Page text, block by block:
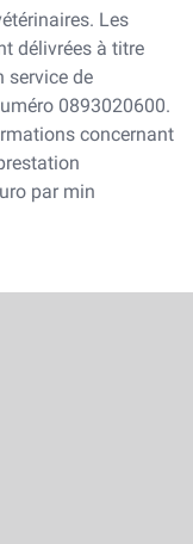
Les
délivrées à titre
service de
0893020600.
concernant
par min